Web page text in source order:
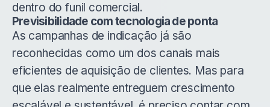
dentro do funil comercial.
Previsibilidade com tecnologia de ponta
As campanhas de indicação já são
reconhecidas como um dos canais mais
eficientes de aquisição de clientes. Mas para
que elas realmente entreguem crescimento